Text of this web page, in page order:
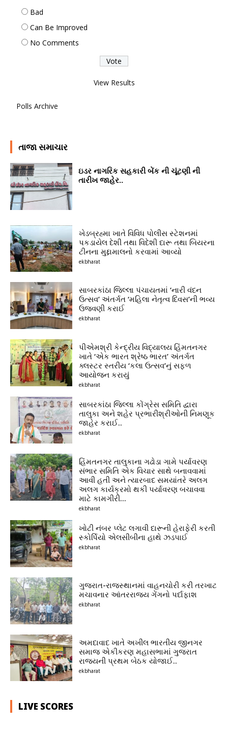
Bad
Can Be Improved
No Comments
View Results
Polls Archive
તાજા સમાચાર
ઇડર નાગરિક સહકારી બેંક ની ચૂંટણી ની
તારીખ જાહેર..
ખેડબ્રહ્મા ખાતે વિવિધ પોલીસ સ્ટેશનમાં
પકડાયેલ દેશી તથા વિદેશી દારૂ તથા બિયરના
ટીનના મુદ્દામાલનો કરવામાં આવ્યો
ekbharat
સાબરકાંઠા જિલ્લા પંચાયતમાં ‘નારી વંદન
ઉત્સવ’ અંતર્ગત ‘મહિલા નેતૃત્વ દિવસ’ની ભવ્ય
ઉજવણી કરાઈ
ekbharat
પીએમશ્રી કેન્દ્રીય વિદ્યાલય હિંમતનગર
ખાતે ‘એક ભારત શ્રેષ્ઠ ભારત’ અંતર્ગત
ક્લસ્ટર સ્તરીય ‘કલા ઉત્સવ’નું સફળ
આયોજન કરાયું
ekbharat
સાબરકાંઠા જિલ્લા કોંગ્રેસ સમિતિ દ્વારા
તાલુકા અને શહેર પ્રભારીશ્રીઓની નિમણૂક
જાહેર કરાઈ..
ekbharat
હિંમતનગર તાલુકાના ગઢોડા ગામે પર્યાવરણ
સંભાર સમિતિ એક વિચાર સાથે બનાવવામાં
આવી હતી અને ત્યારબાદ સમયાંતરે અલગ
અલગ કાર્યક્રમો થકી પર્યાવરણ બચાવવા
માટે કામગીરી...
ekbharat
ખોટી નંબર પ્લેટ લગાવી દારૂની હેરાફેરી કરતી
સ્કોર્પિયો એલસીબીના હાથે ઝડપાઈ
ekbharat
ગુજરાત-રાજસ્થાનમાં વાહનચોરી કરી તરખાટ
મચાવનાર આંતરરાજ્ય ગેંગનો પર્દાફાશ
ekbharat
અમદાવાદ ખાતે અખીલ ભારતીય જીનગર
સમાજ એકીકરણ મહાસભામાં ગુજરાત
રાજ્યની પ્રથમ બેઠક યોજાઈ..
ekbharat
LIVE SCORES